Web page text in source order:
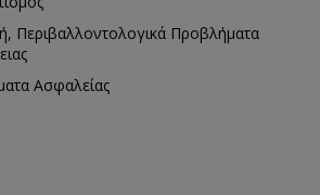
Περιβαλλοντολογικά Προβλήματα
Ασφαλείας